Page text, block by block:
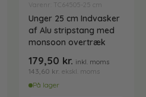
Varenr: TC64505-25 cm
Unger 25 cm Indvasker
af Alu stripstang med
monsoon overtræk
179,50 kr. inkl. moms
143,60 kr. ekskl. moms
På lager